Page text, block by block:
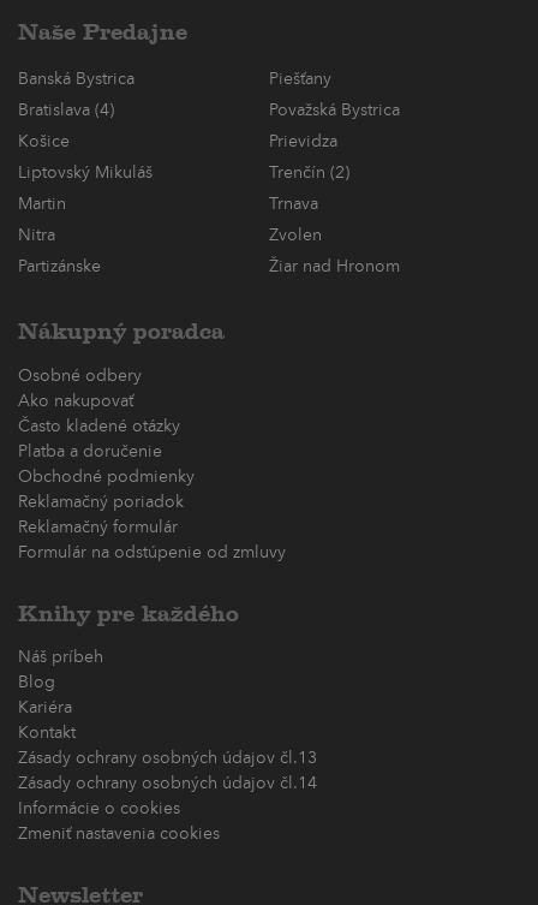
Naše Predajne
Banská Bystrica
Piešťany
Bratislava (4)
Považská Bystrica
Košice
Prievidza
Liptovský Mikuláš
Trenčín (2)
Martin
Trnava
Nitra
Zvolen
Partizánske
Žiar nad Hronom
Nákupný poradca
Osobné odbery
Ako nakupovať
Často kladené otázky
Platba a doručenie
Obchodné podmienky
Reklamačný poriadok
Reklamačný formulár
Formulár na odstúpenie od zmluvy
Knihy pre každého
Náš príbeh
Blog
Kariéra
Kontakt
Zásady ochrany osobných údajov čl.13
Zásady ochrany osobných údajov čl.14
Informácie o cookies
Zmeniť nastavenia cookies
Newsletter